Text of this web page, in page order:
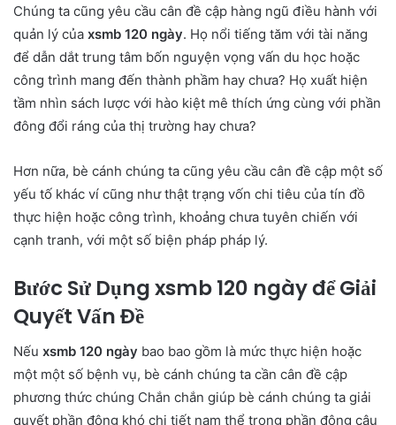
Chúng ta cũng yêu cầu cân đề cập hàng ngũ điều hành với
quản lý của xsmb 120 ngày. Họ nổi tiếng tăm với tài năng
để dẫn dắt trung tâm bốn nguyện vọng vấn du học hoặc
công trình mang đến thành phầm hay chưa? Họ xuất hiện
tầm nhìn sách lược với hào kiệt mê thích ứng cùng với phần
đông đổi ráng của thị trường hay chưa?
Hơn nữa, bè cánh chúng ta cũng yêu cầu cân đề cập một số
yếu tố khác ví cũng như thật trạng vốn chi tiêu của tín đồ
thực hiện hoặc công trình, khoảng chưa tuyên chiến với
cạnh tranh, với một số biện pháp pháp lý.
Bước Sử Dụng xsmb 120 ngày để Giải
Quyết Vấn Đề
Nếu xsmb 120 ngày bao bao gồm là mức thực hiện hoặc
một một số bệnh vụ, bè cánh chúng ta cần cân đề cập
phương thức chúng Chắn chắn giúp bè cánh chúng ta giải
quyết phần đông khó chi tiết nạm thể trong phần đông câu